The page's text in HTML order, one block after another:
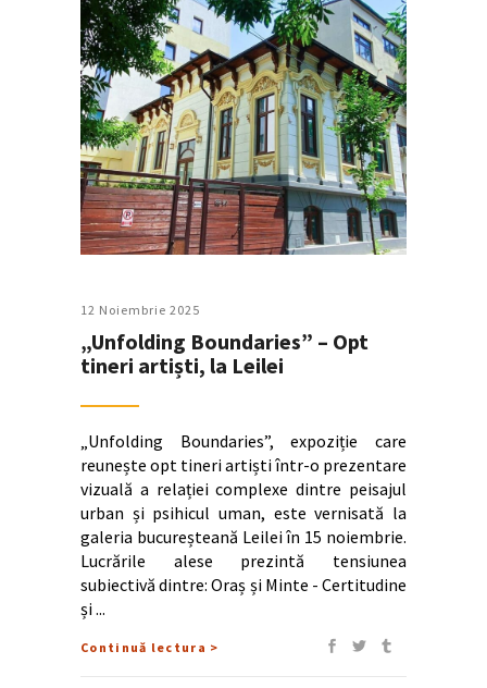
12 Noiembrie 2025
„Unfolding Boundaries” – Opt
tineri artiști, la Leilei
„Unfolding Boundaries”, expoziție care
reunește opt tineri artiști într-o prezentare
vizuală a relației complexe dintre peisajul
urban și psihicul uman, este vernisată la
galeria bucureșteană Leilei în 15 noiembrie.
Lucrările alese prezintă tensiunea
subiectivă dintre: Oraș și Minte - Certitudine
și
Continuă lectura >